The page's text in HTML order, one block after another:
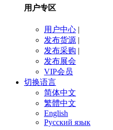
用户专区
用户中心 |
发布货源 |
发布采购 |
发布展会
VIP会员
切换语言
简体中文
繁體中文
English
Русский язык